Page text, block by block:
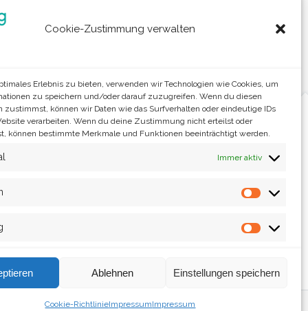
Cookie-Zustimmung verwalten
Erlebnis zu bieten, verwenden wir Technologien wie Cookies, um
zu speichern und/oder darauf zuzugreifen. Wenn du diesen
zustimmst, können wir Daten wie das Surfverhalten oder eindeutige IDs
verarbeiten. Wenn du deine Zustimmung nicht erteilst oder
können bestimmte Merkmale und Funktionen beeinträchtigt werden.
Immer aktiv
Ablehnen Einstellungen speichern
Cookie-RichtlinieImpressumImpressum